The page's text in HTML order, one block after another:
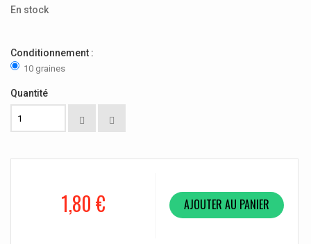
En stock
Conditionnement :
10 graines
Quantité
1,80 € AJOUTER AU PANIER